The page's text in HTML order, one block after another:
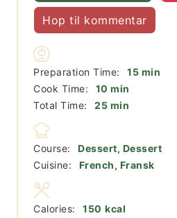
Hop til kommentar
Preparation Time: 15minutter
min
Cook Time:
10 minutter
min
Total Time:
25minutter
min
Course:
Dessert, Dessert
Cuisine:
French, Fransk
Calories: 150 kcal